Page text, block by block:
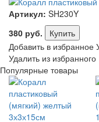
Артикул: SH230Y
380 руб.
Купить
Добавить в избранное
Удалить из избранного
Популярные товары